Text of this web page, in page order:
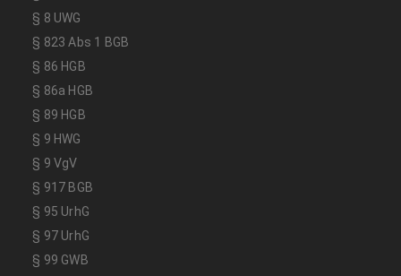
§ 8 UWG
§ 823 Abs 1 BGB
§ 86 HGB
§ 86a HGB
§ 89 HGB
§ 9 HWG
§ 9 VgV
§ 917 BGB
§ 95 UrhG
§ 97 UrhG
§ 99 GWB